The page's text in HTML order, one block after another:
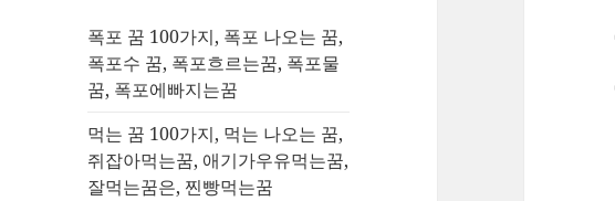
폭포 꿈 100가지, 폭포 나오는 꿈,
폭포수 꿈, 폭포흐르는꿈, 폭포물
꿈, 폭포에빠지는꿈
먹는 꿈 100가지, 먹는 나오는 꿈,
쥐잡아먹는꿈, 애기가우유먹는꿈,
잘먹는꿈은, 찐빵먹는꿈